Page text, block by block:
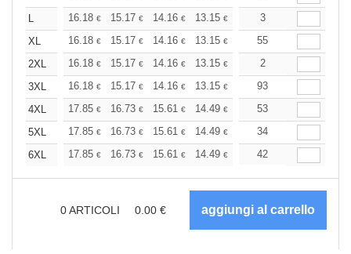
L
16.18 € 15.17 € 14.16 € 13.15 € 12.13
3
XL
16.18 € 15.17 € 14.16 € 13.15 € 12.13€
55
2XL
16.18 € 15.17 € 14.16 € 13.15 € 12.13
2
3XL
16.18 € 15.17 € 14.16 € 13.15 € 12.13€
93
4XL
17.85 € 16.73 € 15.61 € 14.49 € 13.38€
53
5XL
17.85 € 16.73 € 15.61 € 14.49 € 13.38€
34
6XL
17.85 € 16.73 € 15.61 € 14.49 € 13.38€
42
0ARTICOLI 0.00 €